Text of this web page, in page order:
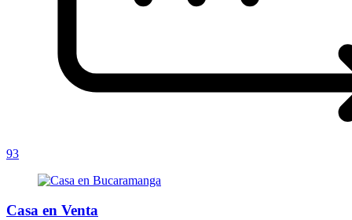
93
Casa en Venta